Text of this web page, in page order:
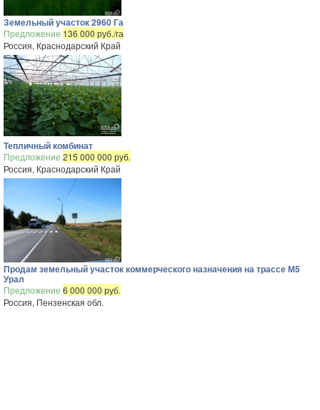
Земельный участок 2960 Га
Предложение 136 000 руб./га
Россия, Краснодарский Край
Тепличный комбинат
Предложение 215 000 000 руб.
Россия, Краснодарский Край
Продам земельный участок коммерческого назначения на трассе М5
Урал
Предложение 6 000 000 руб.
Россия, Пензенская обл.